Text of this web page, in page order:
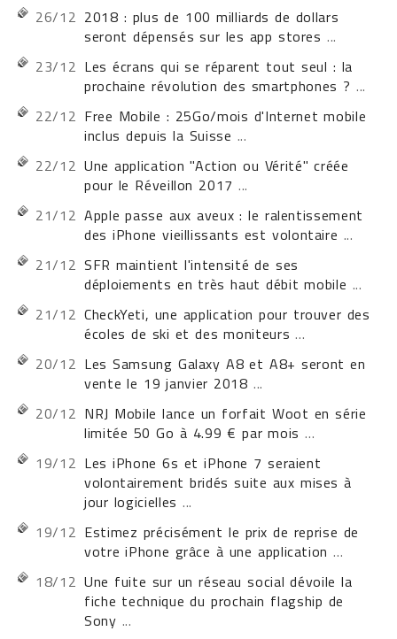
26/12 2018 : plus de 100 milliards de dollars
seront dépensés sur les app stores ...
23/12 Les écrans qui se réparent tout seul : la
prochaine révolution des smartphones ? ...
22/12 Free Mobile : 25Go/mois d'Internet mobile
inclus depuis la Suisse ...
22/12 Une application "Action ou Vérité" créée
pour le Réveillon 2017 ...
21/12 Apple passe aux aveux : le ralentissement
des iPhone vieillissants est volontaire ...
21/12 SFR maintient l'intensité de ses
déploiements en très haut débit mobile ...
21/12 CheckYeti, une application pour trouver des
écoles de ski et des moniteurs ...
20/12 Les Samsung Galaxy A8 et A8+ seront en
vente le 19 janvier 2018 ...
20/12 NRJ Mobile lance un forfait Woot en série
limitée 50 Go à 4.99 € par mois ...
19/12 Les iPhone 6s et iPhone 7 seraient
volontairement bridés suite aux mises à
jour logicielles ...
19/12 Estimez précisément le prix de reprise de
votre iPhone grâce à une application ...
18/12 Une fuite sur un réseau social dévoile la
fiche technique du prochain flagship de
Sony ...